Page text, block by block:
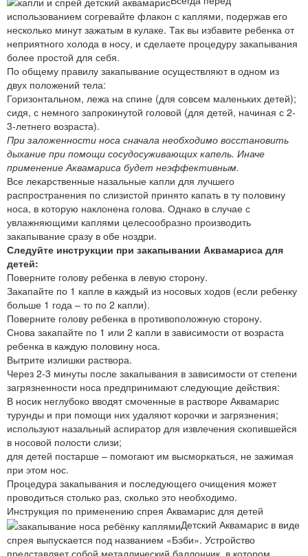
использованием согревайте флакон с каплями, подержав его
несколько минут зажатым в кулаке. Так вы избавите ребенка от
неприятного холода в носу, и сделаете процедуру закапывания
более простой для себя.
По общему правилу закапывание осуществляют в одном из
двух положений тела:
Горизонтальном, лежа на спине (для совсем маленьких детей);
сидя, с немного запрокинутой головой (для детей, начиная с 2-
3-летнего возраста).
При заложенности носа сначала необходимо восстановить
дыхание при помощи сосудосуживающих капель. Иначе
применение Аквамариса будет неэффективным.
Все лекарственные назальные капли для лучшего
распространения по слизистой принято капать в ту половину
носа, в которую наклонена голова. Однако в случае с
увлажняющими каплями целесообразно производить
закапывание сразу в обе ноздри.
Следуйте инструкции при закапывании Аквамариса для
детей:
Поверните голову ребенка в левую сторону.
Закапайте по 1 капле в каждый из носовых ходов (если ребенку
больше 1 года – то по 2 капли).
Поверните голову ребенка в противоположную сторону.
Снова закапайте по 1 или 2 капли в зависимости от возраста
ребенка в каждую половину носа.
Вытрите излишки раствора.
Через 2-3 минуты после закапывания в зависимости от степени
загрязненности носа предпринимают следующие действия:
В носик неглубоко вводят смоченные в растворе Аквамарис
турунды и при помощи них удаляют корочки и загрязнения;
используют назальный аспиратор для извлечения скопившейся
в носовой полости слизи;
для детей постарше – помогают им высморкаться, не зажимая
при этом нос.
Процедура закапывания и последующего очищения может
проводиться столько раз, сколько это необходимо.
Инструкция по применению спрея Аквамарис для детей
Детский Аквамарис в виде
спрея выпускается под названием «Бэби». Устройство
представляет собой металлический баллончик, в котором